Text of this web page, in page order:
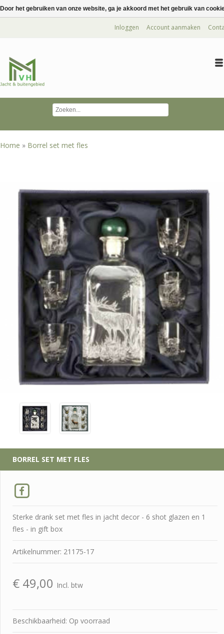
Inloggen Account aanmaken
Home » Borrel set met fles
BORREL SET MET FLES
Sterke drank set met fles in jacht decor - 6 shot glazen en 1
fles - in gift box
Artikelnummer: 21175-17
€ 49,00 Incl. btw
Beschikbaarheid: Op voorraad
Door het gebruiken van onze website, ga je akkoord met het gebruik van